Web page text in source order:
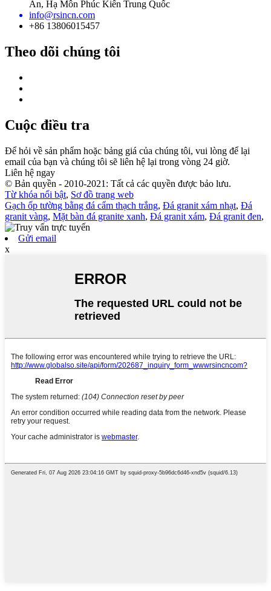
An, Hạ Môn Phúc Kiến Trung Quốc
info@rsincn.com
+86 13806015457
Theo dõi chúng tôi
Cuộc điều tra
Để hỏi về sản phẩm hoặc bảng giá của chúng tôi, vui lòng để lại
email của bạn và chúng tôi sẽ liên hệ lại trong vòng 24 giờ.
Liên hệ ngay
© Bản quyền - 2010-2021: Tất cả các quyền được bảo lưu.
Từ khóa nổi bật, Sơ đồ trang web
Gạch ốp tường bằng đá cẩm thạch trắng, Đá granit xám nhạt, Đá
granit vàng, Mặt bàn đá granite xanh, Đá granit xám, Đá granit đen,
Gửi email
x